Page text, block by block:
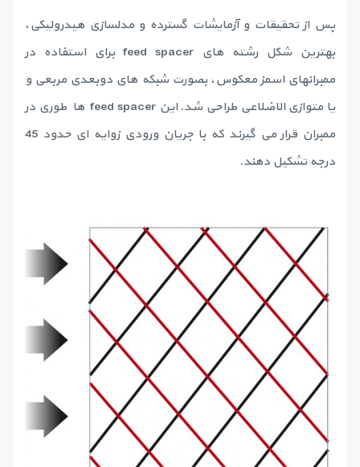
پس از تحقیقات و آزمایشات گسترده و مدلسازی هیدرولیکی،
بهترین شکل رشته های feed spacer برای استفاده در
ممبرانهای اسمز معکوس، بصورت شبکه های دوبعدی مربعی و
یا متوازی الاضلاعی طراحی شد. این feed spacer ها طوری در
ممبران قرار می گیرند که با جریان ورودی زوایه ای حدود 45
درجه تشکیل دهند.